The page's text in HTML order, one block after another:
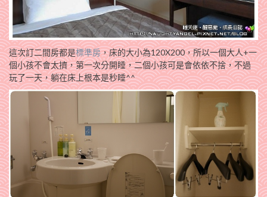
這次訂二間房都是標準房，床的大小為120X200，所以一個大人+一
個小孩不會太擠，第一次分開睡，二個小孩可是會依依不捨，不過
玩了一天，躺在床上根本是秒睡^^